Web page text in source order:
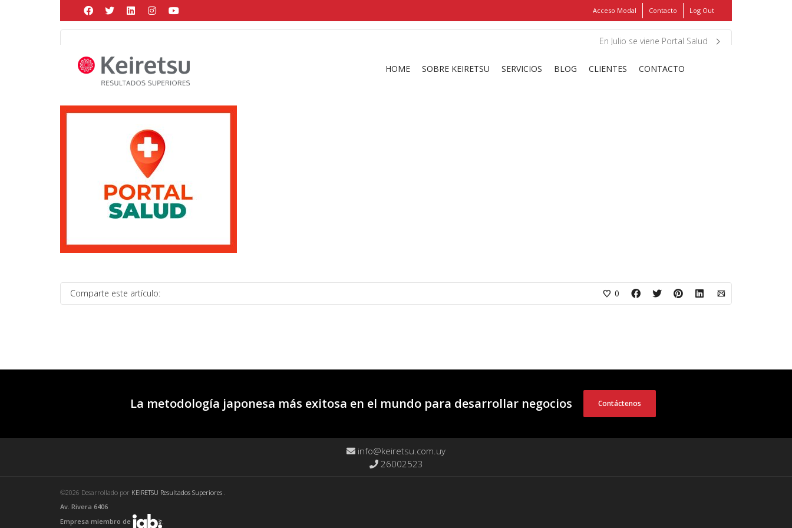
Help me Dante! I'm looking for newshirtsin a sizemediumthat cost between £ . Show
FIND MY ITEMS!
Acceso Modal Contacto Log Out
HOME SOBRE KEIRETSU SERVICIOS BLOG CLIENTES CONTACTO
En Julio se viene Portal Salud
Posted by Martín Gonzalezonjunio 30, 2021
Comparte este artículo: 0
La metodología japonesa más exitosa en el mundo para desarrollar negocios Contáctenos
info@keiretsu.com.uy
26002523
©2026 Desarrollado por KEIRETSU Resultados Superiores .
Av. Rivera 6406
Empresa miembro de
.